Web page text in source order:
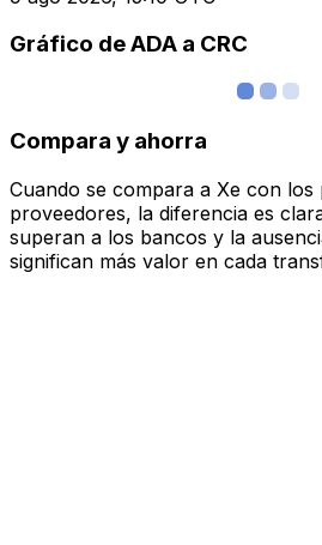
Gráfico de ADA a CRC
Compara y ahorra
Cuando se compara a Xe con
proveedores, la diferencia es
superan a los bancos y la
significan más valor en cada